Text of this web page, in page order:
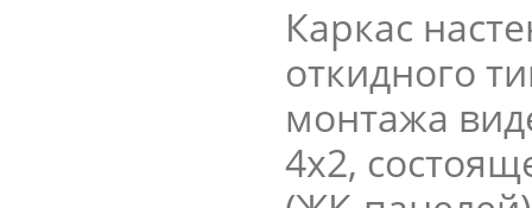
Каркас
откидного
монтажа
4х2,